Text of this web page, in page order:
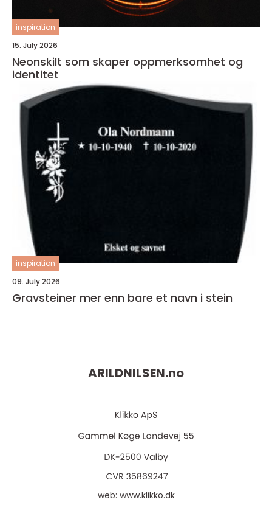
inspiration
15. July 2026
Neonskilt som skaper oppmerksomhet og
identitet
inspiration
09. July 2026
Gravsteiner mer enn bare et navn i stein
ARILDNILSEN.no
web: www.klikko.dk